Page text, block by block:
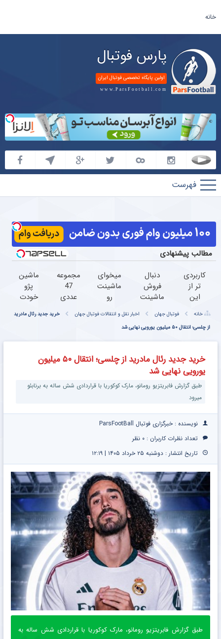
خانه
پارس فوتبال
اولین پایگاه تخصصی فوتبال ایران
www.ParsFootball.com
پارس
فوتبال
مطالب پیشنهادی
کاربردی
تر از
این
گوشتی
نداریم!
47
کاربردی
با
ضمانت
بازگشت
دنبال
فروش
ماشینت
؟ اینجا
راحت و
سریع
میخوای
ماشینت
رو
؟ اینجا
راحت
مجموعه
47
عددی
پیچ
شارژی
به مدت
ماشین
پژو
خودت
راحت
سریع
خانه فوتبال جهان اخبار نقل و انتقالات فوتبال جهان
خرید جدید رئال مادرید
از چلسی؛ انتقال ۵۰ میلیون یورویی نهایی شد
خرید جدید رئال مادرید از چلسی؛ انتقال ۵۰ میلیون
یورویی نهایی شد
طبق گزارش فابریتزیو رومانو، مارک کوکوریا با قراردادی شش ساله به برنابئو
میرود
نویسنده : خبرگزاری فوتبال ParsFootBall
تعداد نظرات کاربران : ۰ نظر
تاریخ انتشار : دوشنبه ۲۵ خرداد ۱۴۰۵ | ۱۲:۱۹
طبق گزارش فابریتزیو رومانو، مارک کوکوریا با قراردادی شش ساله به